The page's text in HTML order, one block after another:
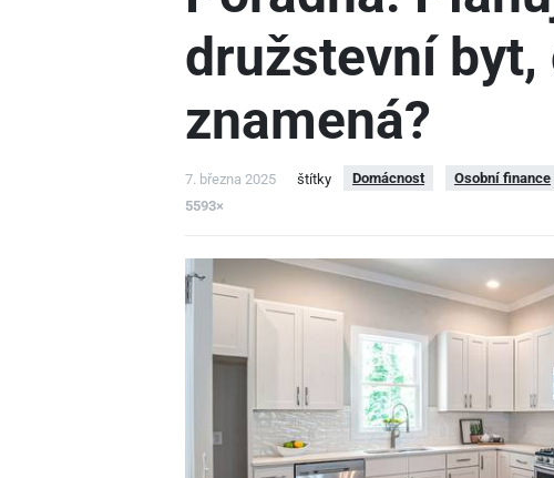
družstevní byt,
znamená?
7. března 2025 štítky Domácnost Osobní finance
5593×